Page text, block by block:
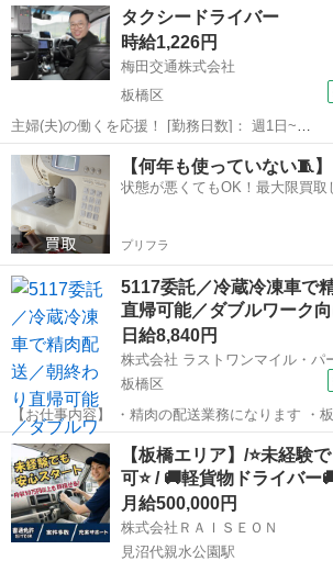
から 軽貨物の経験者にピッタリ◎ ∴‥∵‥∴‥∵‥∴‥∴‥∵‥ 業務委
託の 【軽貨...
東京 板橋区 板橋駅 ドライバー
タクシードライバー
時給1,226円
梅田交通株式会社
板橋区
主婦(夫)の働くを応援！ [勤務日数]： 週1日~
06:00~10:00/08:00~12:00/12:00~16:00/
日 などから選べます [勤務地・最寄駅]： 東京...
東京 板橋区 ドライバー
【何年も使っていない🧵
状態が悪くてもOK！最大限買取
プリフラ
5117委託／冷蔵冷凍車で
直帰可能／ダブルワーク
日給8,840円
株式会社 ラストワンマイル・パ
板橋区
【お仕事内容】 ・精肉の配送業務になります ・
み ・お休みは市場カレンダーに準ずる（水・日） ・配送エリア 文京
区、墨田区、江東区、中央区、台東区、荒川区 ・配送件数 平均１０-
１５件 ※繁忙期などに...
東京 板橋区 ドライバー
【板橋エリア】/⭐️未経験
可⭐️ / 🚚軽貨物ドライバー
月給500,000円
株式会社ＲＡＩＳＥＯＮ
見沼代親水公園駅